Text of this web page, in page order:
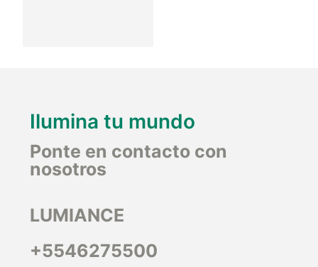
Ilumina tu mundo
Ponte en contacto con
nosotros
LUMIANCE
+5546275500